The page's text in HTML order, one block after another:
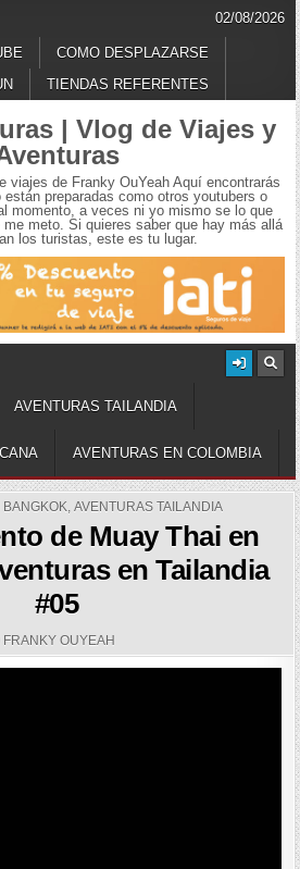
COMO DESPLAZARSE
TIENDAS REFERENTES
02/08/2026
| Vlog de Viajes y
viajes de Franky OuYeah Aquí encontrarás
preparadas como otros youtubers o
momento, a veces ni yo mismo se lo que
meto. Si quieres saber que hay más allá
los turistas, este es tu lugar.
AVENTURAS TAILANDIA
AVENTURAS EN COLOMBIA
, AVENTURAS TAILANDIA
de Muay Thai en
en Tailandia
#05
AUTHOR:
FRANKY OUYEAH